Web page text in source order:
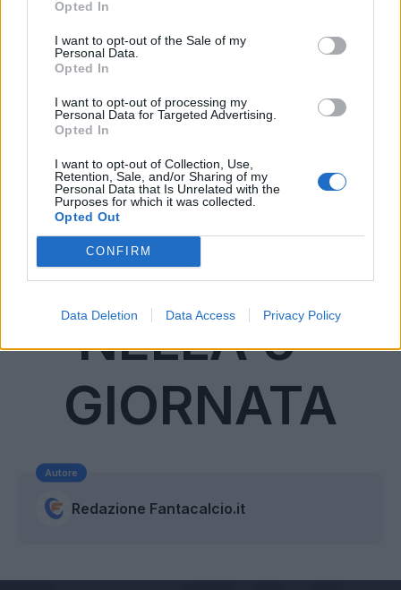
Opted In
I want to opt-out of the Sale of my
Personal Data.
Opted In
I want to opt-out of processing my
Personal Data for Targeted Advertising.
Opted In
I want to opt-out of Collection, Use,
Retention, Sale, and/or Sharing of my
Personal Data that Is Unrelated with the
Purposes for which it was collected.
Opted Out
CONFIRM
Data Deletion Data Access Privacy Policy
LEGGI ANCHE
I 5
CENTROCAM
PISTI DA NON
SCHIERARE
NELLA 6^
GIORNATA
Autore
Redazione Fantacalcio.it